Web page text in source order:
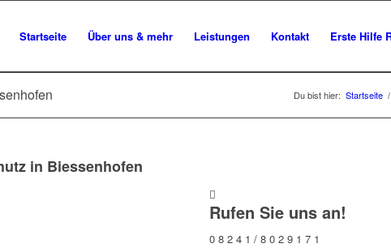
Startseite Über uns & mehr Leistungen Kontakt Erste Hilfe
Du bist hier: Startseite /
in Biessenhofen
Rufen Sie uns an!
0 8 2 4 1 / 8 0 2 9 1 7 1